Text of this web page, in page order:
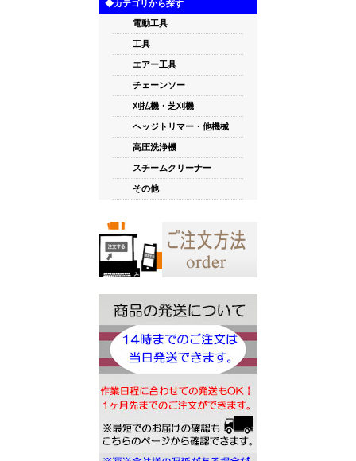
◆カテゴリから探す
電動工具
工具
エアー工具
チェーンソー
刈払機・芝刈機
ヘッジトリマー・他機械
高圧洗浄機
スチームクリーナー
その他